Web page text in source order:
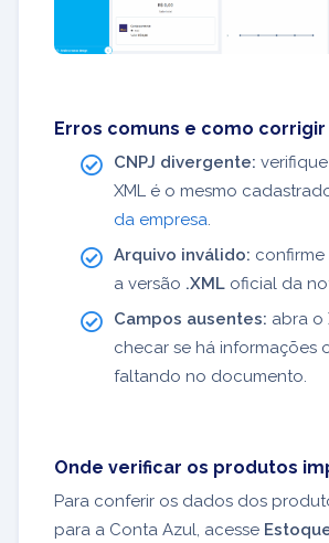
Erros comuns e como corrigir
CNPJ divergente:
XML é o mesmo
da empresa
Arquivo inválido: confirme
a versão .XML oficial da
Campos ausentes: abra o
checar se há informações
faltando no documento.
Onde verificar os produtos
Para conferir os dados dos
para a Conta Azul, acesse